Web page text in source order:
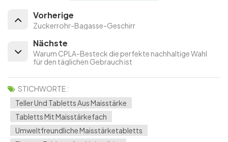
Vorherige
Zuckerrohr-Bagasse-Geschirr
Nächste
Warum CPLA-Besteck die perfekte nachhaltige Wahl
für den täglichen Gebrauch ist
STICHWORTE :
Teller Und Tabletts Aus Maisstärke
Tabletts Mit Maisstärkefach
Umweltfreundliche Maisstärketabletts